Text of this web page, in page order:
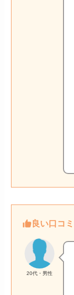
良い口コミ
20代・男性